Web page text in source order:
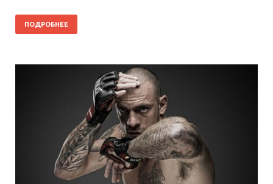
ПОДРОБНЕЕ